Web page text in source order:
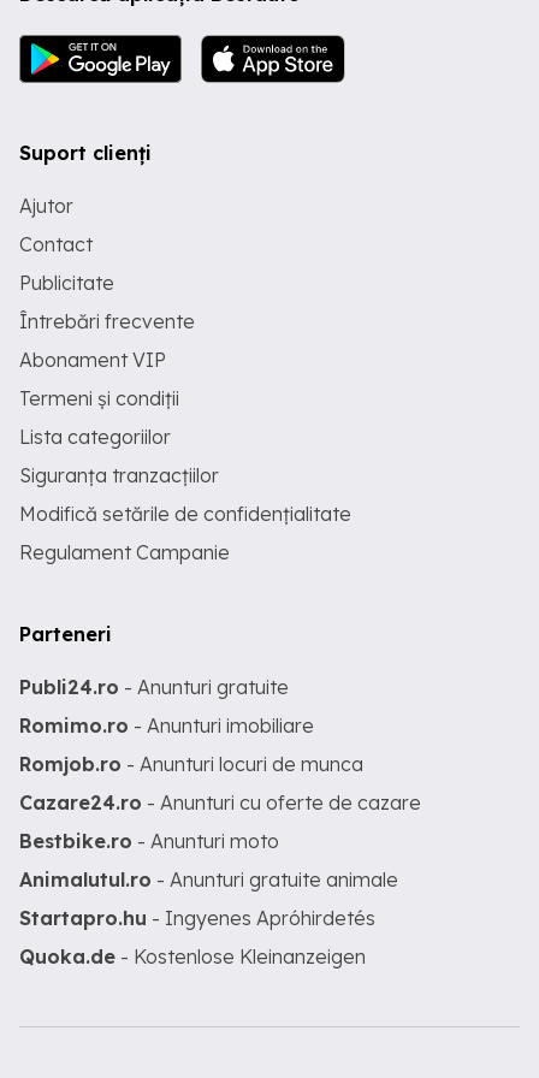
sau mesaj în privat , ofer video la cerere
! Nu accept schimburi . Preț 14000 euro !
Suport clienți
Ajutor
Contact
Publicitate
Întrebări frecvente
Abonament VIP
Termeni și condiții
Lista categoriilor
Siguranța tranzacțiilor
Modifică setările de confidențialitate
Regulament Campanie
Parteneri
Publi24.ro - Anunturi gratuite
Romimo.ro - Anunturi imobiliare
Romjob.ro - Anunturi locuri de munca
Cazare24.ro - Anunturi cu oferte de cazare
Bestbike.ro - Anunturi moto
Animalutul.ro - Anunturi gratuite animale
Startapro.hu - Ingyenes Apróhirdetés
Quoka.de - Kostenlose Kleinanzeigen